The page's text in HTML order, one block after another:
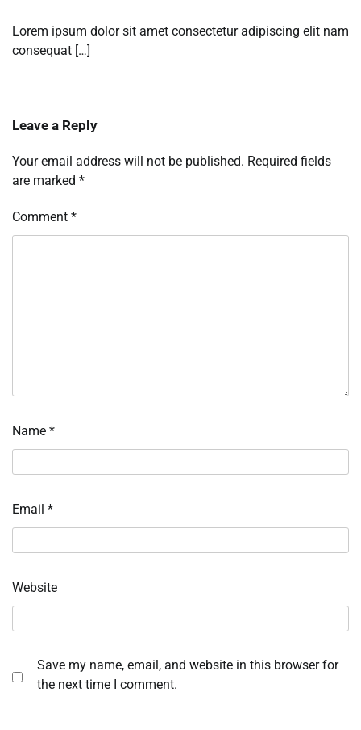
Lorem ipsum dolor sit amet consectetur adipiscing elit nam
consequat […]
Leave a Reply
Your email address will not be published. Required fields
are marked *
Comment *
Name *
Email *
Website
Save my name, email, and website in this browser for
the next time I comment.